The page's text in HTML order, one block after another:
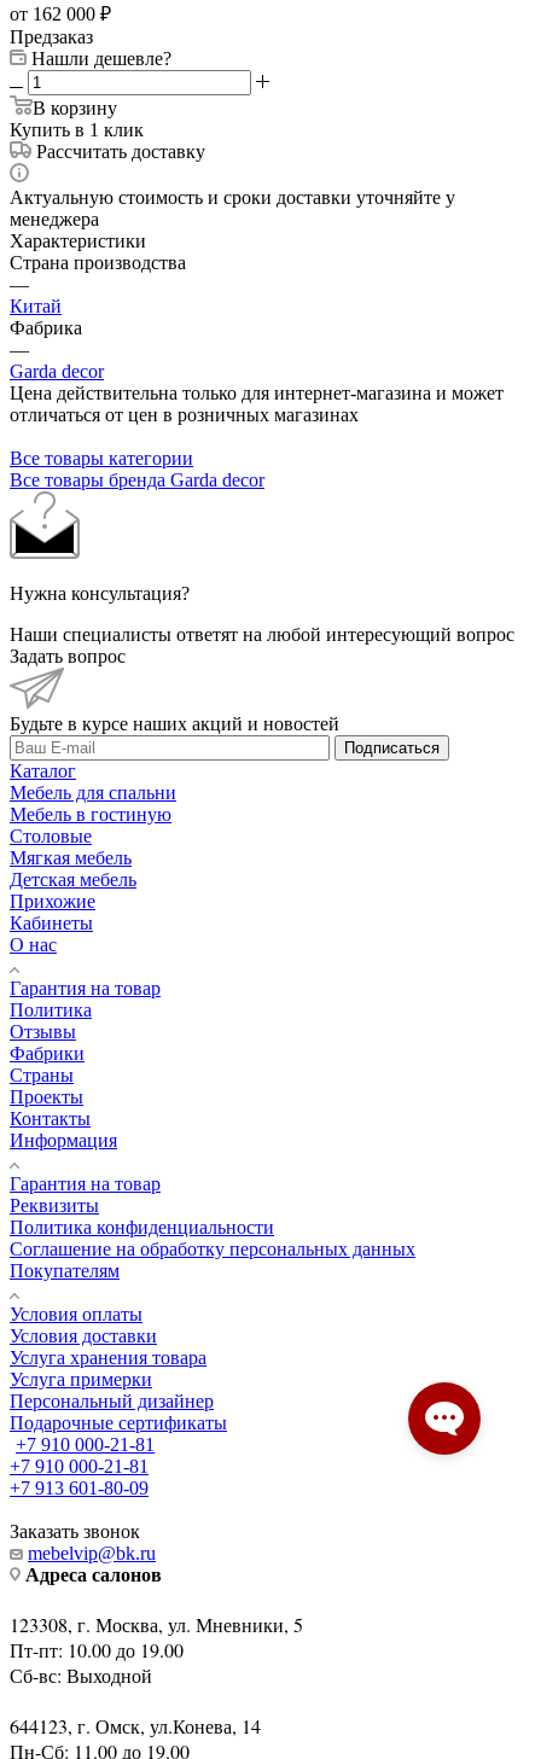
от 162 000 ₽
Предзаказ
Нашли дешевле?
В корзину
Купить в 1 клик
Рассчитать доставку
Актуальную стоимость и сроки доставки уточняйте у
менеджера
Характеристики
Страна производства
—
Китай
Фабрика
—
Garda decor
Цена действительна только для интернет-магазина и может
отличаться от цен в розничных магазинах
Все товары категории
Все товары бренда Garda decor
Нужна консультация?
Наши специалисты ответят на любой интересующий вопрос
Задать вопрос
Будьте в курсе наших акций и новостей
Подписаться
Каталог
Мебель для спальни
Мебель в гостиную
Столовые
Мягкая мебель
Детская мебель
Прихожие
Кабинеты
О нас
Гарантия на товар
Политика
Отзывы
Фабрики
Страны
Проекты
Контакты
Информация
Гарантия на товар
Реквизиты
Политика конфиденциальности
Соглашение на обработку персональных данных
Покупателям
Условия оплаты
Условия доставки
Услуга хранения товара
Услуга примерки
Персональный дизайнер
Подарочные сертификаты
+7 910 000-21-81
+7 910 000-21-81
+7 913 601-80-09
Заказать звонок
mebelvip@bk.ru
Адреса салонов
123308, г. Москва, ул. Мневники, 5
Пт-пт: 10.00 до 19.00
Сб-вс: Выходной
644123, г. Омск, ул.Конева, 14
Пн-Сб: 11.00 до 19.00